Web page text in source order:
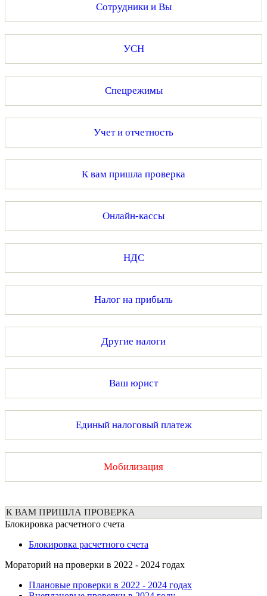
Сотрудники и Вы
УСН
Спецрежимы
Учет и отчетность
К вам пришла проверка
Онлайн-кассы
НДС
Налог на прибыль
Другие налоги
Ваш юрист
Единый налоговый платеж
Мобилизация
К ВАМ ПРИШЛА ПРОВЕРКА
Блокировка расчетного счета
Блокировка расчетного счета
Мораторий на проверки в 2022 - 2024 годах
Плановые проверки в 2022 - 2024 годах